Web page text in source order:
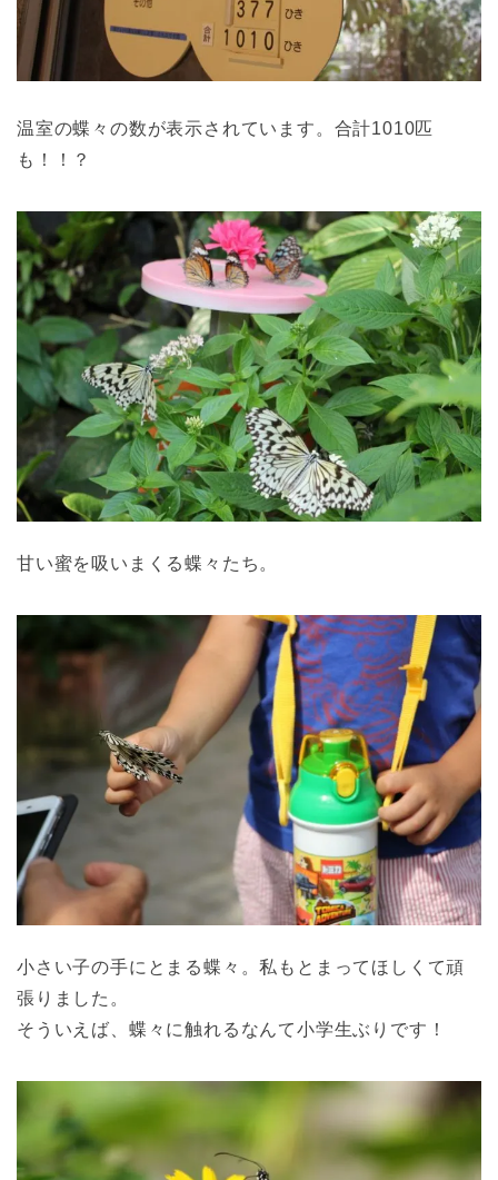
温室の蝶々の数が表示されています。合計1010匹
も！！？
甘い蜜を吸いまくる蝶々たち。
小さい子の手にとまる蝶々。私もとまってほしくて頑
張りました。
そういえば、蝶々に触れるなんて小学生ぶりです！